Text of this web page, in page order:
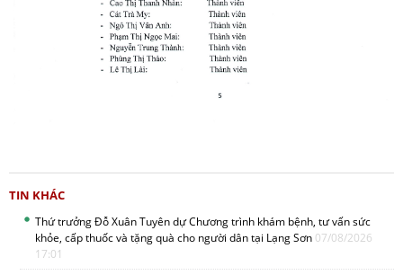
TIN KHÁC
Thứ trưởng Đỗ Xuân Tuyên dự Chương trình khám bệnh, tư vấn sức
khỏe, cấp thuốc và tặng quà cho người dân tại Lạng Sơn 07/08/2026
17:01